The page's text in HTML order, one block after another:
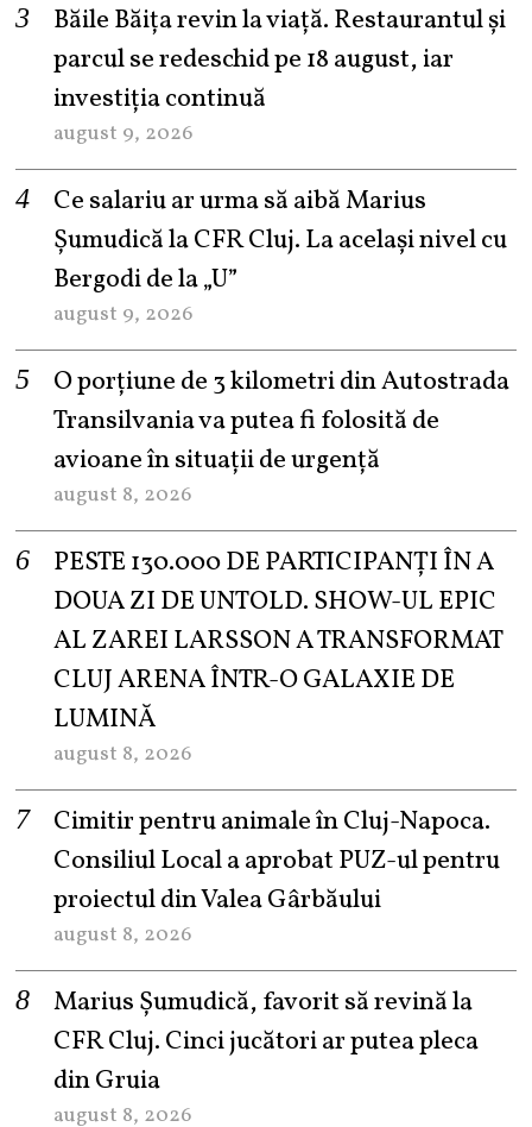
Băile Băița revin la viață. Restaurantul și
parcul se redeschid pe 18 august, iar
investiția continuă
august 9, 2026
Ce salariu ar urma să aibă Marius
Șumudică la CFR Cluj. La același nivel cu
Bergodi de la „U”
august 9, 2026
O porțiune de 3 kilometri din Autostrada
Transilvania va putea fi folosită de
avioane în situații de urgență
august 8, 2026
PESTE 130.000 DE PARTICIPANȚI ÎN A
DOUA ZI DE UNTOLD. SHOW-UL EPIC
AL ZAREI LARSSON A TRANSFORMAT
CLUJ ARENA ÎNTR-O GALAXIE DE
LUMINĂ
august 8, 2026
Cimitir pentru animale în Cluj-Napoca.
Consiliul Local a aprobat PUZ-ul pentru
proiectul din Valea Gârbăului
august 8, 2026
Marius Șumudică, favorit să revină la
CFR Cluj. Cinci jucători ar putea pleca
din Gruia
august 8, 2026